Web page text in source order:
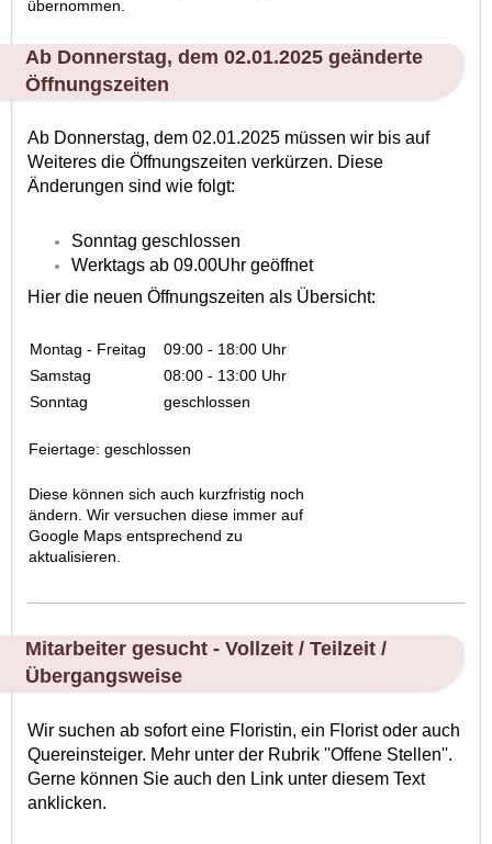
übernommen.
Ab Donnerstag, dem 02.01.2025 geänderte
Öffnungszeiten
Ab Donnerstag, dem 02.01.2025 müssen wir bis auf
Weiteres die Öffnungszeiten verkürzen. Diese
Änderungen sind wie folgt:
Sonntag geschlossen
Werktags ab 09.00Uhr geöffnet
Hier die neuen Öffnungszeiten als Übersicht:
Montag - Freitag
09:00 - 18:00 Uhr
Samstag
08:00 - 13:00 Uhr
Sonntag
geschlossen
Feiertage: geschlossen
Diese können sich auch kurzfristig noch
ändern. Wir versuchen diese immer auf
Google Maps entsprechend zu
aktualisieren.
Mitarbeiter gesucht - Vollzeit / Teilzeit /
Übergangsweise
Wir suchen ab sofort eine Floristin, ein Florist oder auch
Quereinsteiger. Mehr unter der Rubrik ''Offene Stellen''.
Gerne können Sie auch den Link unter diesem Text
anklicken.